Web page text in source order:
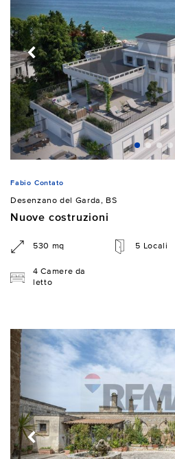
Fabio Contato
Desenzano del Garda, BS
Nuove costruzioni
530 mq 5 Locali
4 Camere da
letto